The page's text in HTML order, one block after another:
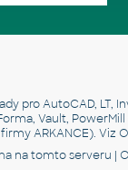
pro AutoCAD, LT,
Vault,
ARKANCE). Viz
na tomto serveru |